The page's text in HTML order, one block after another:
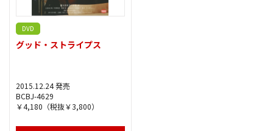
DVD
グッド・ストライプス
2015.12.24 発売
BCBJ-4629
￥4,180（税抜￥3,800）